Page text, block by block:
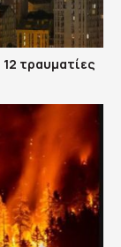
τραυματίες